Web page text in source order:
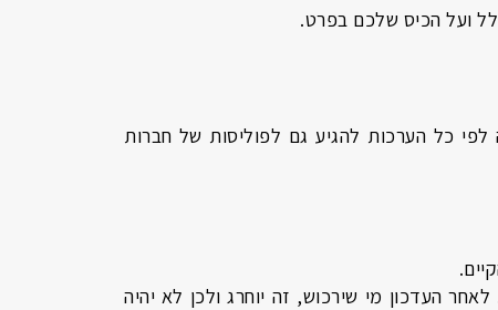
ועל הכיס שלכם בפרט.
כל הערכות להגיע גם לפוליסות של חברות
לאחר העדכון מי שירכוש, זה יוחרג ולכן לא יהיה